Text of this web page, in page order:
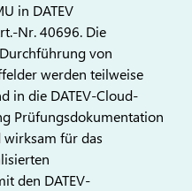
in DATEV
Nr. 40696. Die
von
werden teilweise
in die DATEV-Cloud-
Prüfungsdokumentation
für das
den DATEV-